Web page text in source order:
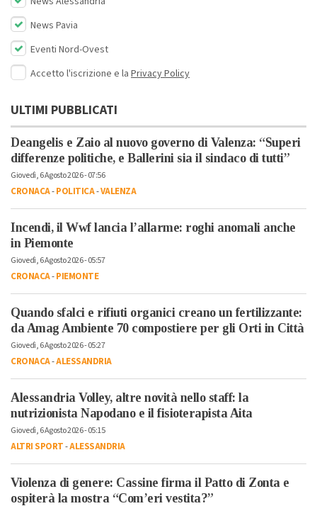
News Pavia
Eventi Nord-Ovest
Accetto l'iscrizione e la Privacy Policy
ULTIMI PUBBLICATI
Deangelis e Zaio al nuovo governo di Valenza: “Superi
differenze politiche, e Ballerini sia il sindaco di tutti”
Giovedì, 6 Agosto 2026 - 07:56
CRONACA-POLITICA-VALENZA
Incendi, il Wwf lancia l’allarme: roghi anomali anche
in Piemonte
Giovedì, 6 Agosto 2026 - 05:57
CRONACA-PIEMONTE
Quando sfalci e rifiuti organici creano un fertilizzante:
da Amag Ambiente 70 compostiere per gli Orti in Città
Giovedì, 6 Agosto 2026 - 05:27
CRONACA-ALESSANDRIA
Alessandria Volley, altre novità nello staff: la
nutrizionista Napodano e il fisioterapista Aita
Giovedì, 6 Agosto 2026 - 05:15
ALTRI SPORT-ALESSANDRIA
Violenza di genere: Cassine firma il Patto di Zonta e
ospiterà la mostra “Com’eri vestita?”